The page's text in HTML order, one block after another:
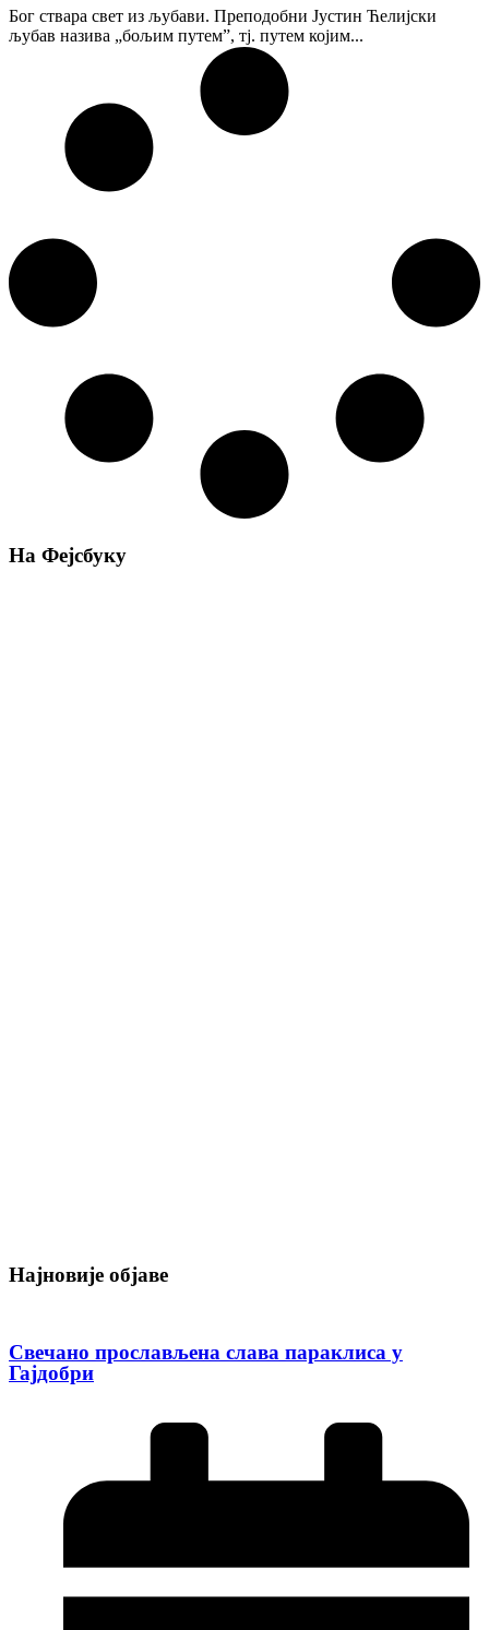
Бог ствара свет из љубави. Преподобни Јустин Ћелијски
љубав назива „бољим путем”, тј. путем којим...
На Фејсбуку
Најновије објаве
Свечано прослављена слава параклиса у
Гајдобри